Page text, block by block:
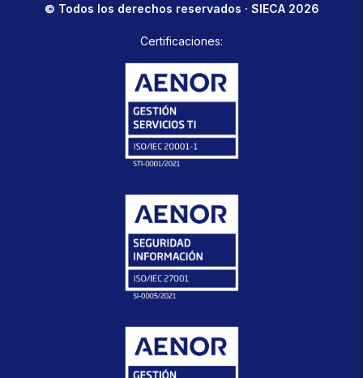
© Todos los derechos reservados · SIECA 2026
Certificaciones: